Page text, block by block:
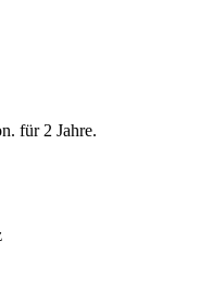
für 2 Jahre.